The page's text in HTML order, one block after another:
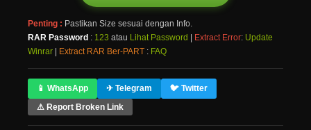
Penting : Pastikan Size sesuai dengan Info.
RAR Password : 123 atau Lihat Password Extract Error: Update
Winrar
Extract RAR Ber-PART : FAQ
📱 WhatsApp ✈ Telegram
🐦 Twitter
⚠ Report Broken Link